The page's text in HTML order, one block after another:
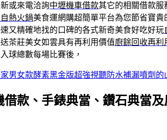
或來電洽詢中壢機車借款其它的相關借款服
熱火鍋美食運網購超簡單平台為您節省寶貴
又精確地找的口碑的各式新奇美食好吃好玩
茶莊美女如雲具有再利用價值廚餘回收再利
球總數每場比賽後，
男女款酵素黑金版超強視聽防水補漏噴劑的
款、手錶典當、鑽石典當